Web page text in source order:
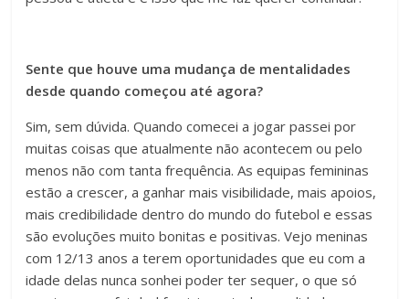
Sente que houve uma mudança de mentalidades
desde quando começou até agora?
Sim, sem dúvida. Quando comecei a jogar passei por
muitas coisas que atualmente não acontecem ou pelo
menos não com tanta frequência. As equipas femininas
estão a crescer, a ganhar mais visibilidade, mais apoios,
mais credibilidade dentro do mundo do futebol e essas
são evoluções muito bonitas e positivas. Vejo meninas
com 12/13 anos a terem oportunidades que eu com a
idade delas nunca sonhei poder ter sequer, o que só